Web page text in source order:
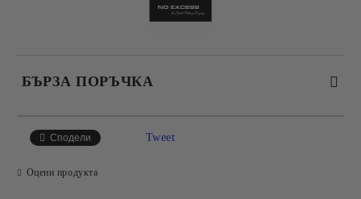
БЪРЗА ПОРЪЧКА
Сподели Tweet
Оцени продукта